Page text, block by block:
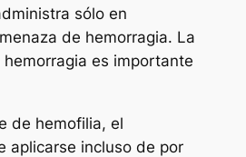
sólo en
de hemorragia. La
es importante
de hemofilia, el
aplicarse incluso de por